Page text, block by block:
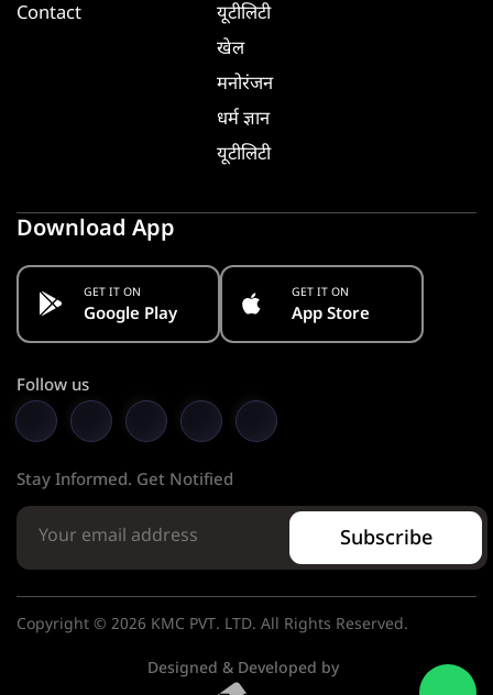
Contact
यूटीलिटी
खेल
मनोरंजन
धर्म ज्ञान
यूटीलिटी
Download App
GET IT ON
Google Play
GET IT ON
App Store
Follow us
Stay Informed. Get Notified
Subscribe
Copyright © 2026 KMC PVT. LTD. All Rights Reserved.
Designed & Developed by